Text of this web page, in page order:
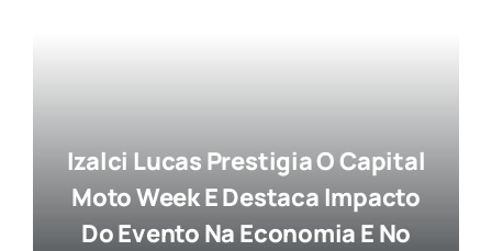
Izalci Lucas Prestigia O Capital
Moto Week E Destaca Impacto
Do Evento Na Economia E No